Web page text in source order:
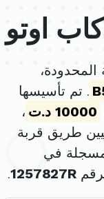
كاب اوتو
. تم تأسيسها
10000 د.ت
،
طريق قربة
في
1257827R
.